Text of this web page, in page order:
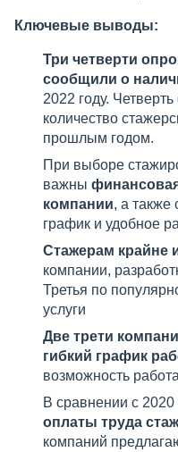
Ключевые выводы:
Три четверти
сообщили о
2022 году.
количество
прошлым годом.
При выборе
важны
компании, а также
график и удобное
Стажерам крайне
компании,
Третья по
услуги
Две трети
гибкий график
возможность
В сравнении с 2020
оплаты труда
компаний